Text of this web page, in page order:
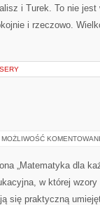
i Turek. To nie jest
i rzeczowo.
MOŻLIWOŚĆ
„Matematyka dla
w której
się praktyczną